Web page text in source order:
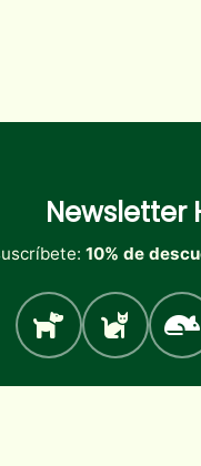
Newsletter
10% de
Perro Gato